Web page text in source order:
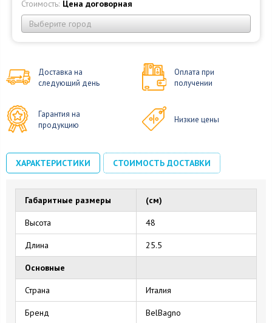
Стоимость: Цена договорная
Выберите город
Доставка на
следующий день
Оплата при
получении
Гарантия на
продукцию
Низкие цены
ХАРАКТЕРИСТИКИ СТОИМОСТЬ ДОСТАВКИ
Габаритные размеры (см)
Высота 48
Длина 25.5
Основные
Страна Италия
Бренд BelBagno